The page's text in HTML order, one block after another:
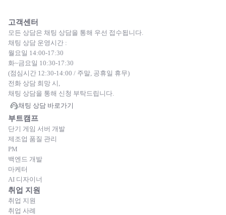
고객센터
모든 상담은 채팅 상담을 통해 우선 접수됩니다.
채팅 상담 운영시간 :
월요일 14:00-17:30
화~금요일 10:30-17:30
(점심시간 12:30-14:00 / 주말, 공휴일 휴무)
전화 상담 희망 시,
채팅 상담을 통해 신청 부탁드립니다.
채팅 상담 바로가기
부트캠프
단기 게임 서버 개발
제조업 품질 관리
PM
백엔드 개발
마케터
AI 디자이너
취업 지원
취업 지원
취업 사례